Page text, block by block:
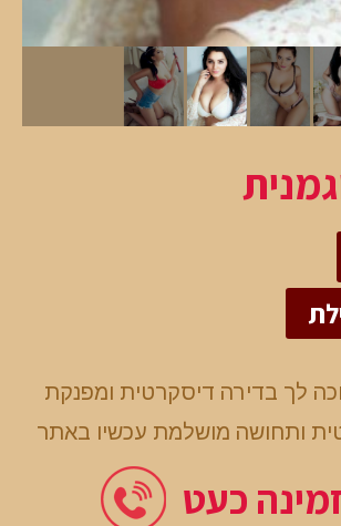
לך בדירה דיסקרטית ומפנקת
ותחושה מושלמת עכשיו באתר
כעט